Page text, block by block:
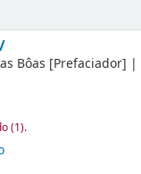
Bôas [Prefaciador] |
(1).